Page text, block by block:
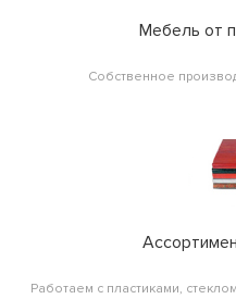
Мебель от
Собственное
Работаем с пластиками,